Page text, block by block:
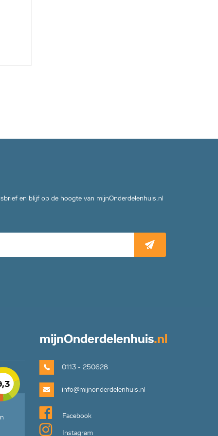
en blijf op de hoogte van mijnOnderdelenhuis.nl
mijnOnderdelenhuis.nl
0113 - 250628
info@mijnonderdelenhuis.nl
Facebook
Instagram